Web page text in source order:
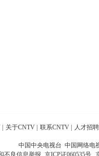
关于CNTV 联系CNTV 人才招聘
中国中央电视台 中国网络电
不良信息举报 京ICP证060535号